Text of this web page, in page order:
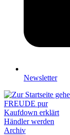
Newsletter
FREUDE pur
Kaufdown erklärt
Händler werden
Archiv